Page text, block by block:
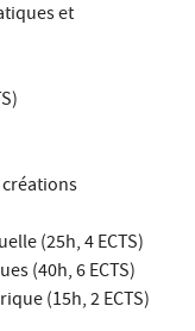
et
(25h, 4 ECTS)
(40h, 6 ECTS)
(15h, 2 ECTS)